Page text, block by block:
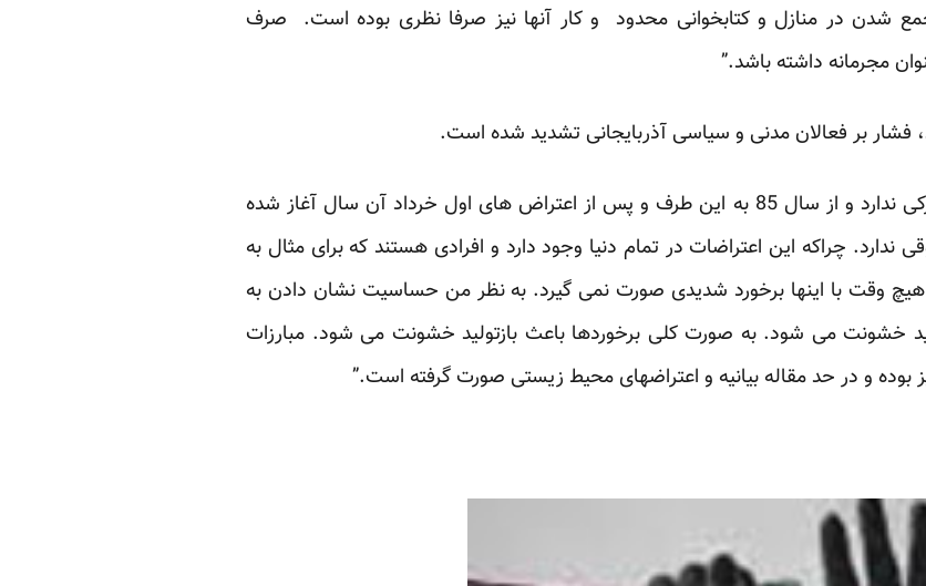
شدن در منازل و کتابخوانی محدود و کار آنها نیز صرفا نظری بوده است. صرف
مجرمانه داشته باشد.”
فشار بر فعالان مدنی و سیاسی آذربایجانی تشدید شده است.
نقی محمودی، می گوید: “این فشارها تازکی ندارد و از سال 85 به این طرف و پس از اعتراض های اول خرداد آن سال آغاز شده
چراکه این اعتراضات در تمام دنیا وجود دارد و افرادی هستند که برای مثال به
با اینها برخورد شدیدی صورت نمی گیرد. به نظر من حساسیت نشان دادن به
خشونت می شود. به صورت کلی برخوردها باعث بازتولید خشونت می شود. مبارزات
و در حد مقاله بیانیه و اعتراضهای محیط زیستی صورت گرفته است.”